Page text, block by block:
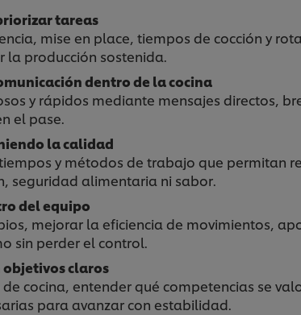
tareas
mise en place, tiempos de cocción y
la producción sostenida.
dentro de la cocina
y rápidos mediante mensajes directos,
el pase.
la calidad
y métodos de trabajo que permitan
seguridad alimentaria ni sabor.
del equipo
mejorar la eficiencia de movimientos,
sin perder el control.
claros
cocina, entender qué competencias se
para avanzar con estabilidad.